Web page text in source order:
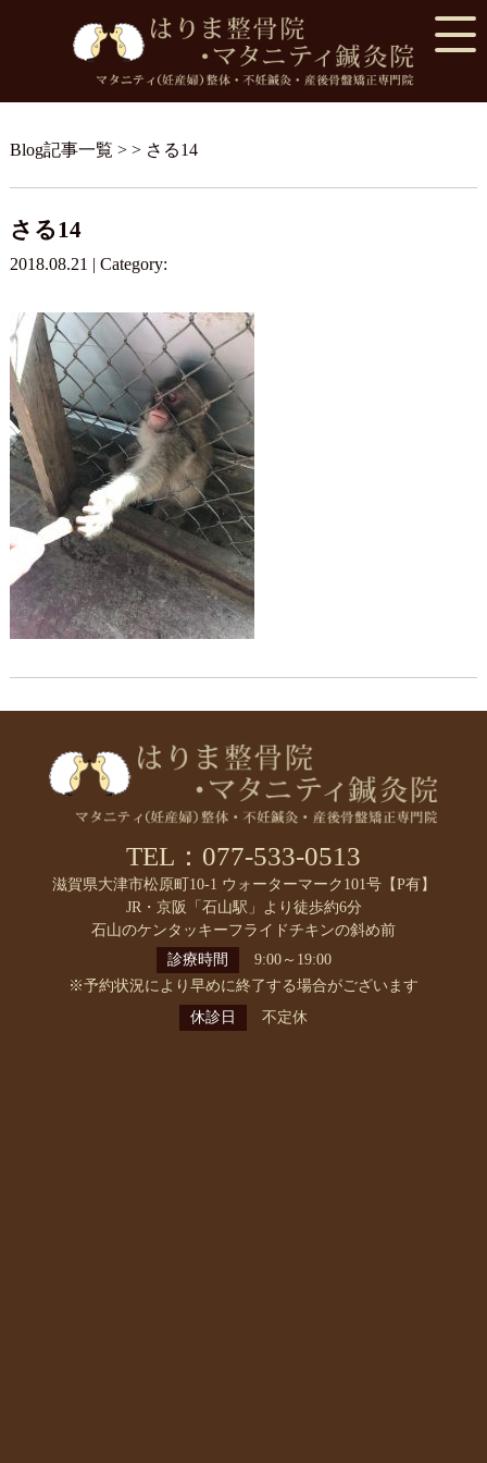
Blog記事一覧 > > さる14
さる14
2018.08.21 | Category:
TEL：077-533-0513
滋賀県大津市松原町10-1 ウォーターマーク101号【P有】
JR・京阪「石山駅」より徒歩約6分
石山のケンタッキーフライドチキンの斜め前
診療時間
9:00～19:00
※予約状況により早めに終了する場合がございます
休診日
不定休